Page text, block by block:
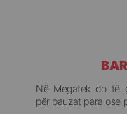
Në Megatek do të
për pauzat para ose